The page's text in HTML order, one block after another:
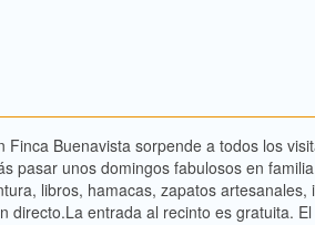
Buenavista sorpende a todos los
pasar unos domingos fabulosos en
libros, hamacas, zapatos artesanales,
entrada al recinto es gratuita.